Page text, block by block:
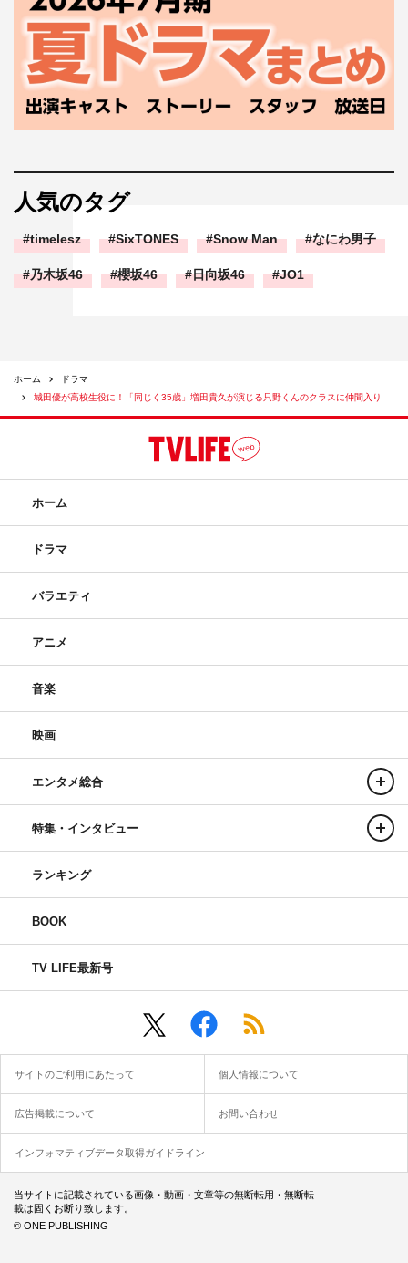
人気のタグ
timelesz SixTONES Snow Man なにわ男子
乃木坂46 櫻坂46 日向坂46 JO1
ホーム
ドラマ
城田優が高校生役に！「同じく35歳」増田貴久が演じる只野くんのクラスに仲間入り
ホーム
ドラマ
バラエティ
アニメ
音楽
映画
エンタメ総合
特集・インタビュー
ランキング
BOOK
TV LIFE最新号
サイトのご利用にあたって 個人情報について
広告掲載について お問い合わせ
インフォマティブデータ取得ガイドライン
当サイトに記載されている画像・動画・文章等の無断転用・無断転
載は固くお断り致します。
© ONE PUBLISHING